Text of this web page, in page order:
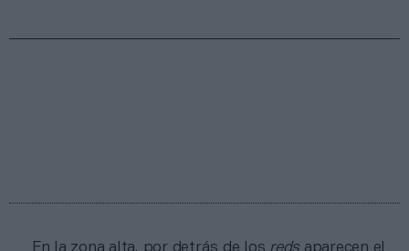
En la zona alta, por detrás de los reds aparecen el